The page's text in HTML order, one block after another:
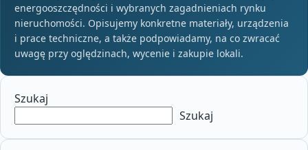
energooszczędności i wybranych zagadnieniach rynku
nieruchomości. Opisujemy konkretne materiały, urządzenia
i prace techniczne, a także podpowiadamy, na co zwracać
uwagę przy oględzinach, wycenie i zakupie lokali.
Szukaj
Szukaj